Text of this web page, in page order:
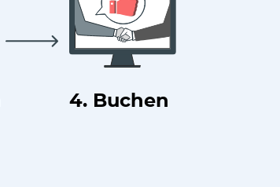
4. Buchen